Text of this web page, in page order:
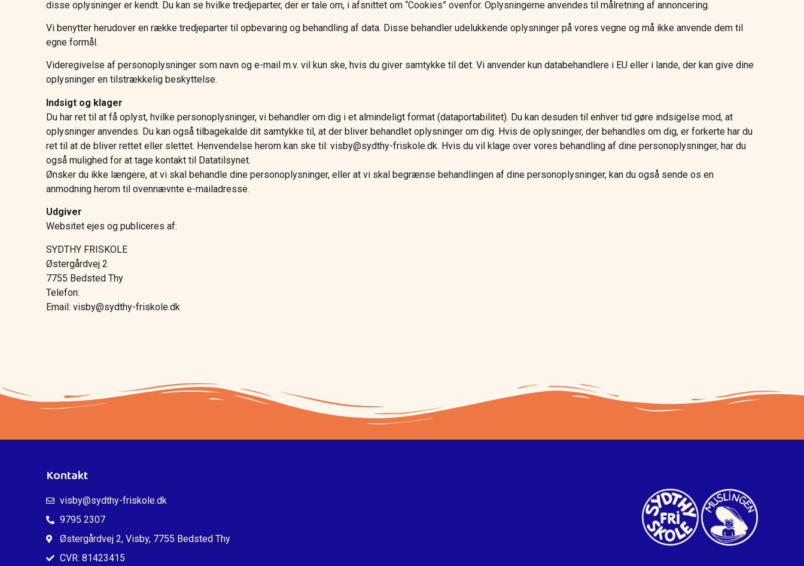
disse oplysninger er kendt. Du kan se hvilke tredjeparter, der er tale om, i afsnittet om “Cookies” ovenfor. Oplysningerne anvendes til målretning af annoncering.
Vi benytter herudover en række tredjeparter til opbevaring og behandling af data. Disse behandler udelukkende oplysninger på vores vegne og må ikke anvende dem til
egne formål.
Videregivelse af personoplysninger som navn og e-mail m.v. vil kun ske, hvis du giver samtykke til det. Vi anvender kun databehandlere i EU eller i lande, der kan give dine
oplysninger en tilstrækkelig beskyttelse.
Indsigt og klager
Du har ret til at få oplyst, hvilke personoplysninger, vi behandler om dig i et almindeligt format (dataportabilitet). Du kan desuden til enhver tid gøre indsigelse mod, at
oplysninger anvendes. Du kan også tilbagekalde dit samtykke til, at der bliver behandlet oplysninger om dig. Hvis de oplysninger, der behandles om dig, er forkerte har du
ret til at de bliver rettet eller slettet. Henvendelse herom kan ske til: visby@sydthy-friskole.dk. Hvis du vil klage over vores behandling af dine personoplysninger, har du
også mulighed for at tage kontakt til Datatilsynet.
Ønsker du ikke længere, at vi skal behandle dine personoplysninger, eller at vi skal begrænse behandlingen af dine personoplysninger, kan du også sende os en
anmodning herom til ovennævnte e-mailadresse.
Udgiver
Websitet ejes og publiceres af:
SYDTHY FRISKOLE
Østergårdvej 2
7755 Bedsted Thy
Telefon:
Email: visby@sydthy-friskole.dk
Kontakt
visby@sydthy-friskole.dk
9795 2307
Østergårdvej 2, Visby, 7755 Bedsted Thy
CVR: 81423415